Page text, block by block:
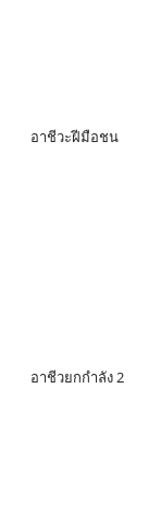
อาชีวะฝีมือชน
อาชีวยกกำลัง 2